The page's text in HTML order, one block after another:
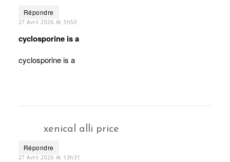
Répondre
27 Avril 2026 At 3h50
cyclosporine is a
cyclosporine is a
xenical alli price
Répondre
27 Avril 2026 At 13h31